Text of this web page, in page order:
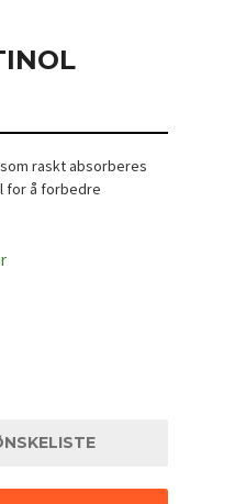
raskt absorberes
for å forbedre